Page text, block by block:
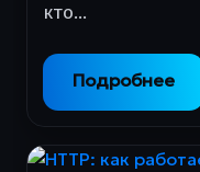
кто…
Подробнее